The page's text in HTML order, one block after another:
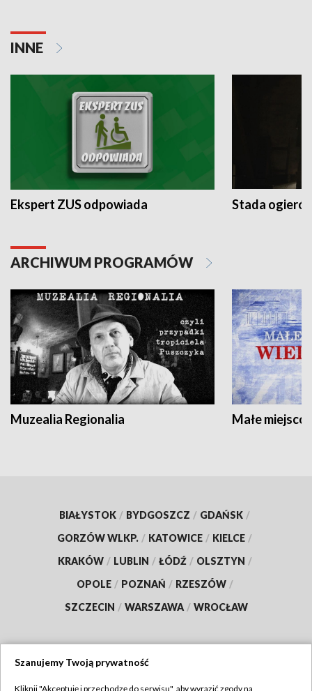
INNE
Ekspert ZUS odpowiada Stada
ARCHIWUM PROGRAMÓW
Muzealia Regionalia Małe
BIAŁYSTOK / BYDGOSZCZ / GDAŃSK /
GORZÓW WLKP. / KATOWICE / KIELCE /
KRAKÓW / LUBLIN / ŁÓDŹ / OLSZTYN /
OPOLE / POZNAŃ / RZESZÓW /
SZCZECIN / WARSZAWA / WROCŁAW
Szanujemy Twoją prywatność
Kliknij "Akceptuję i przechodzę do serwisu", aby wyrazić zgody na